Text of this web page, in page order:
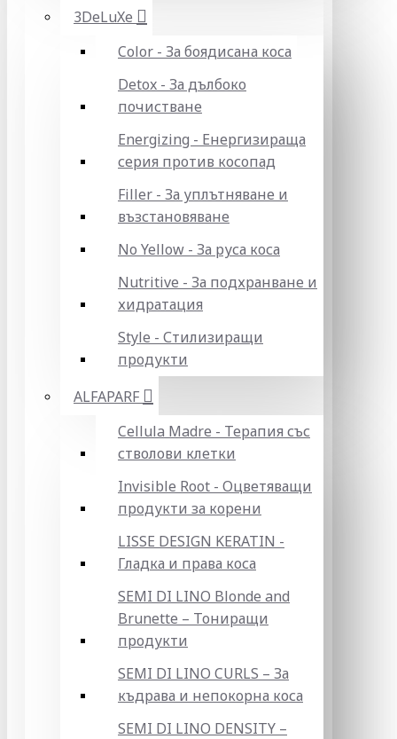
3DeLuXe
Color - За боядисана коса
Detox - За дълбоко
почистване
Energizing - Енергизираща
серия против косопад
Filler - За уплътняване и
възстановяване
No Yellow - За руса коса
Nutritive - За подхранване и
хидратация
Style - Стилизиращи
продукти
ALFAPARF
Cellula Madre - Терапия със
стволови клетки
Invisible Root - Оцветяващи
продукти за корени
LISSE DESIGN KERATIN -
Гладка и права коса
SEMI DI LINO Blonde and
Brunette – Тониращи
продукти
SEMI DI LINO CURLS – За
къдрава и непокорна коса
SEMI DI LINO DENSITY –